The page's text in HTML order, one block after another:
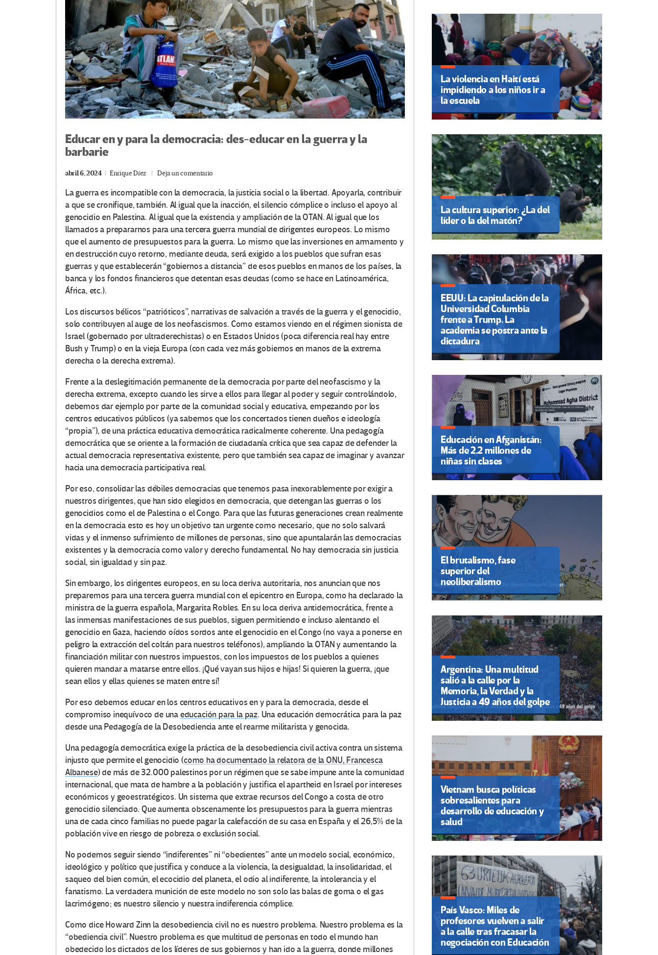
Educar en y para la democracia: des-educar en la guerra y la
barbarie
abril 6, 2024 Enrique Díez Deja un comentario
La guerra es incompatible con la democracia, la justicia social o la libertad. Apoyarla, contribuir
a que se cronifique, también. Al igual que la inacción, el silencio cómplice o incluso el apoyo al
genocidio en Palestina. Al igual que la existencia y ampliación de la OTAN. Al igual que los
llamados a prepararnos para una tercera guerra mundial de dirigentes europeos. Lo mismo
que el aumento de presupuestos para la guerra. Lo mismo que las inversiones en armamento y
en destrucción cuyo retorno, mediante deuda, será exigido a los pueblos que sufran esas
guerras y que establecerán “gobiernos a distancia” de esos pueblos en manos de los países, la
banca y los fondos financieros que detentan esas deudas (como se hace en Latinoamérica,
África, etc.).
Los discursos bélicos “patrióticos”, narrativas de salvación a través de la guerra y el genocidio,
solo contribuyen al auge de los neofascismos. Como estamos viendo en el régimen sionista de
Israel (gobernado por ultraderechistas) o en Estados Unidos (poca diferencia real hay entre
Bush y Trump) o en la vieja Europa (con cada vez más gobiernos en manos de la extrema
derecha o la derecha extrema).
Frente a la deslegitimación permanente de la democracia por parte del neofascismo y la
derecha extrema, excepto cuando les sirve a ellos para llegar al poder y seguir controlándolo,
debemos dar ejemplo por parte de la comunidad social y educativa, empezando por los
centros educativos públicos (ya sabemos que los concertados tienen dueños e ideología
“propia”), de una práctica educativa democrática radicalmente coherente. Una pedagogía
democrática que se oriente a la formación de ciudadanía crítica que sea capaz de defender la
actual democracia representativa existente, pero que también sea capaz de imaginar y avanzar
hacia una democracia participativa real.
Por eso, consolidar las débiles democracias que tenemos pasa inexorablemente por exigir a
nuestros dirigentes, que han sido elegidos en democracia, que detengan las guerras o los
genocidios como el de Palestina o el Congo. Para que las futuras generaciones crean realmente
en la democracia esto es hoy un objetivo tan urgente como necesario, que no solo salvará
vidas y el inmenso sufrimiento de millones de personas, sino que apuntalarán las democracias
existentes y la democracia como valor y derecho fundamental. No hay democracia sin justicia
social, sin igualdad y sin paz.
Sin embargo, los dirigentes europeos, en su loca deriva autoritaria, nos anuncian que nos
preparemos para una tercera guerra mundial con el epicentro en Europa, como ha declarado la
ministra de la guerra española, Margarita Robles. En su loca deriva antidemocrática, frente a
las inmensas manifestaciones de sus pueblos, siguen permitiendo e incluso alentando el
genocidio en Gaza, haciendo oídos sordos ante el genocidio en el Congo (no vaya a ponerse en
peligro la extracción del coltán para nuestros teléfonos), ampliando la OTAN y aumentando la
financiación militar con nuestros impuestos, con los impuestos de los pueblos a quienes
quieren mandar a matarse entre ellos. ¡Qué vayan sus hijos e hijas! Si quieren la guerra, ¡que
sean ellos y ellas quienes se maten entre sí!
Por eso debemos educar en los centros educativos en y para la democracia, desde el
compromiso inequívoco de unaeducación para la paz. Una educación democrática para la paz
desde una Pedagogía de la Desobediencia ante el rearme militarista y genocida.
Una pedagogía democrática exige la práctica de la desobediencia civil activa contra un sistema
injusto que permite el genocidio (como ha documentado la relatora de la ONU, Francesca
Albanese) de más de 32.000 palestinos por un régimen que se sabe impune ante la comunidad
internacional, que mata de hambre a la población y justifica el apartheid en Israel por intereses
económicos y geoestratégicos. Un sistema que extrae recursos del Congo a costa de otro
genocidio silenciado. Que aumenta obscenamente los presupuestos para la guerra mientras
una de cada cinco familias no puede pagar la calefacción de su casa en España y el 26,5% de la
población vive en riesgo de pobreza o exclusión social.
No podemos seguir siendo “indiferentes” ni “obedientes” ante un modelo social, económico,
ideológico y político que justifica y conduce a la violencia, la desigualdad, la insolidaridad, el
saqueo del bien común, el ecocidio del planeta, el odio al indiferente, la intolerancia y el
fanatismo. La verdadera munición de este modelo no son solo las balas de goma o el gas
lacrimógeno; es nuestro silencio y nuestra indiferencia cómplice.
Como dice Howard Zinn la desobediencia civil no es nuestro problema. Nuestro problema es la
“obediencia civil”. Nuestro problema es que multitud de personas en todo el mundo han
obedecido los dictados de los líderes de sus gobiernos y han ido a la guerra, donde millones
La violencia en Haití está
impidiendo a los niños ir a
la escuela
La cultura superior: ¿La del
líder o la del matón?
EEUU: La capitulación de la
Universidad Columbia
frente a Trump. La
academia se postra ante la
dictadura
Educación en Afganistán:
Más de 2.2 millones de
niñas sin clases
El brutalismo, fase
superior del
neoliberalismo
Argentina: Una multitud
salió a la calle por la
Memoria, la Verdad y la
Justicia a 49 años del golpe
Vietnam busca políticas
sobresalientes para
desarrollo de educación y
salud
País Vasco: Miles de
profesores vuelven a salir
a la calle tras fracasar la
negociación con Educación